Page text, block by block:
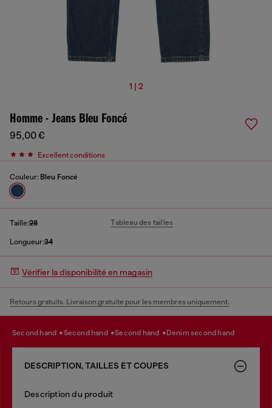
1 | 2
Homme - Jeans Bleu Foncé
95,00 €
Excellent conditions
Couleur: Bleu Foncé
Taille:28 Tableau des tailles
Longueur:34
Vérifier la disponibilité en magasin
Retours gratuits. Livraison gratuite pour les membres uniquement.
second hand second hand second hand denim second hand
DESCRIPTION, TAILLES ET COUPES
Description du produit